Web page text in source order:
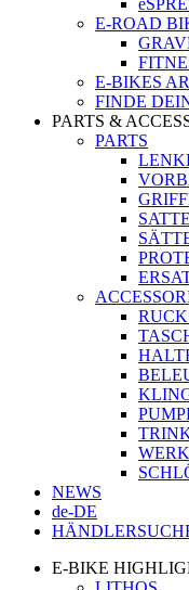
E-ROAD
E-BIKES
FINDE
PARTS &
PARTS
NEWS
de-DE
E-BIKE